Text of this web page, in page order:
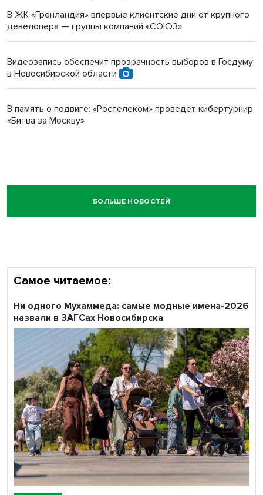
В ЖК «Гренландия» впервые клиентские дни от крупного
девелопера — группы компаний «СОЮЗ»
Видеозапись обеспечит прозрачность выборов в Госдуму
в Новосибирской области
В память о подвиге: «Ростелеком» проведет кибертурнир
«Битва за Москву»
БОЛЬШЕ НОВОСТЕЙ
Самое читаемое:
Ни одного Мухаммеда: самые модные имена-2026
назвали в ЗАГСах Новосибирска